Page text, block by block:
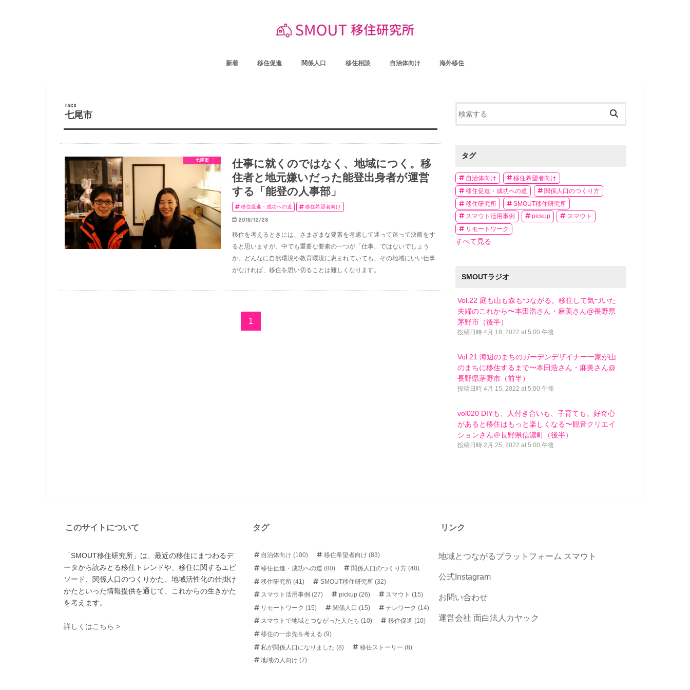
新着 移住促進 関係人口 移住相談 自治体向け 海外移住
七尾市
七尾市
仕事に就くのではなく、地域につく。移
住者と地元嫌いだった能登出身者が運営
する「能登の人事部」
移住促進・成功への道 移住希望者向け
2018/12/28
移住を考えるときには、さまざまな要素を考慮して迷って迷って決断をす
ると思いますが、中でも重要な要素の一つが「仕事」ではないでしょう
か。どんなに自然環境や教育環境に恵まれていても、その地域にいい仕事
がなければ、移住を思い切ることは難しくなります。
1
タグ
自治体向け
移住希望者向け
移住促進・成功への道
関係人口のつくり方
移住研究所
SMOUT移住研究所
スマウト活用事例
pickup
スマウト
リモートワーク
すべて見る
SMOUTラジオ
Vol.22 庭も山も森もつながる。移住して気づいた
夫婦のこれから〜本田浩さん・麻美さん@長野県
茅野市（後半）
投稿日時 4月 18, 2022 at 5:00 午後
Vol.21 海辺のまちのガーデンデザイナー一家が山
のまちに移住するまで〜本田浩さん・麻美さん@
長野県茅野市（前半）
投稿日時 4月 15, 2022 at 5:00 午後
vol020 DIYも、人付き合いも、子育ても。好奇心
があると移住はもっと楽しくなる〜観音クリエイ
ションさん＠長野県信濃町（後半）
投稿日時 2月 25, 2022 at 5:00 午後
このサイトについて
「SMOUT移住研究所」は、最近の移住にまつわるデ
ータから読みとる移住トレンドや、移住に関するエピ
ソード、関係人口のつくりかた、地域活性化の仕掛け
かたといった情報提供を通じて、これからの生きかた
を考えます。
詳しくはこちら >
タグ
自治体向け(100) 移住希望者向け (83)
移住促進・成功への道(80) 関係人口のつくり方 (48)
移住研究所(41) SMOUT移住研究所 (32)
スマウト活用事例(27) pickup (26) スマウト(15)
リモートワーク(15) 関係人口 (15) テレワーク(14)
スマウトで地域とつながった人たち(10) 移住促進 (10)
移住の一歩先を考える(9)
私が関係人口になりました(8) 移住ストーリー (8)
地域の人向け(7)
リンク
地域とつながるプラットフォーム スマウト
公式Instagram
お問い合わせ
運営会社 面白法人カヤック